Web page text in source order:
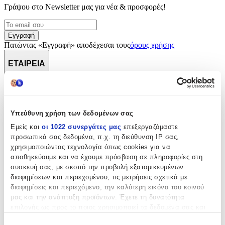
Υπεύθυνη χρήση των δεδομένων σας
Εμείς και οι 1022 συνεργάτες μας επεξεργαζόμαστε
προσωπικά σας δεδομένα, π.χ. τη διεύθυνση IP σας,
χρησιμοποιώντας τεχνολογία όπως cookies για να
αποθηκεύουμε και να έχουμε πρόσβαση σε πληροφορίες στη
συσκευή σας, με σκοπό την προβολή εξατομικευμένων
διαφημίσεων και περιεχομένου, τις μετρήσεις σχετικά με
διαφημίσεις και περιεχόμενο, την καλύτερη εικόνα του κοινού
μας και την ανάπτυξη προϊόντων. Έχετε τη δυνατότητα
Γράψου στο Νewsletter μας για νέα & προσφορές!
Εγγραφή
Πατώντας «Εγγραφή» αποδέχεσαι τουςόρους χρήσης
ΕΤΑΙΡΕΙΑ
Σχετικά με εμάς
Ευκαιρίες καριέρας
Συνεργαζόμενα καταστήματα
SHOPFLIX B2B
SHOPFLIX app
ONLINE ΑΓΟΡΕΣ